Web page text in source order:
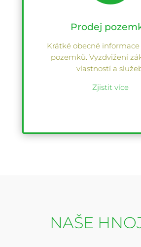
Prodej
Krátké obecné
pozemků. Vyzdvižení
vlastností a
Zjistit více
NAŠE